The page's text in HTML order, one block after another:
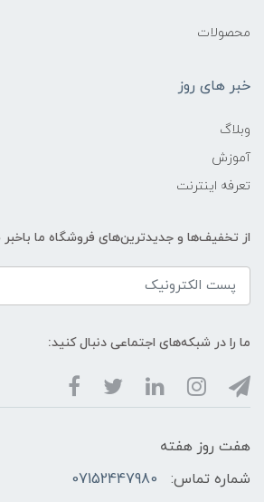
محصولات
خبر های روز
وبلاگ
آموزش
تعرفه اینترنت
از تخفیف‌ها و جدیدترین‌های فروشگاه ما
ما را در شبکه‌های اجتماعی دنبال کنید:
هفت روز هفته
شماره تماس:
07152447980